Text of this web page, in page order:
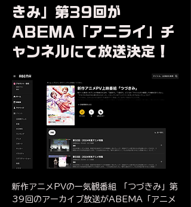
きみ」第39回が
ABEMA「アニライ」チ
ャンネルにて放送決定！
新作アニメPVの一気観番組 「つづきみ」第
39回のアーカイブ放送がABEMA「アニメ